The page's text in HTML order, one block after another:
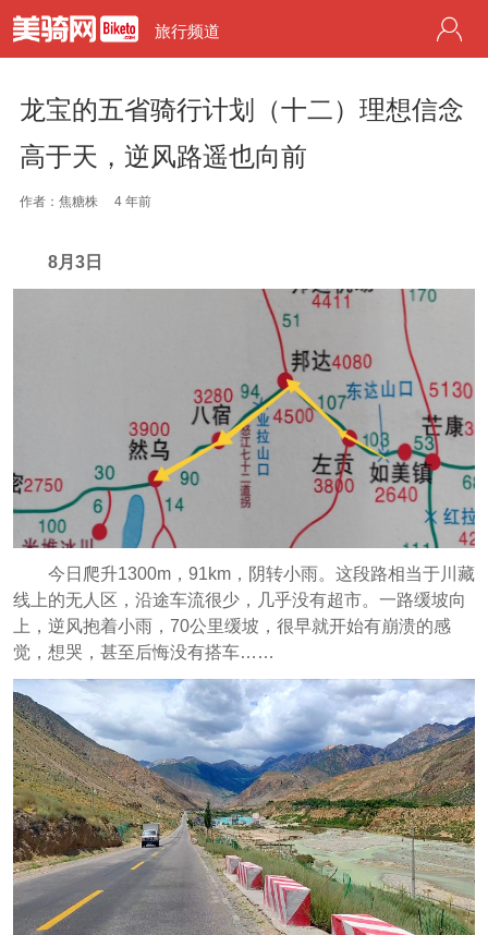
旅行频道
龙宝的五省骑行计划（十二）理想信念
高于天，逆风路遥也向前
作者：焦糖株 4 年前
8月3日
今日爬升1300m，91km，阴转小雨。这段路相当于川藏
线上的无人区，沿途车流很少，几乎没有超市。一路缓坡向
上，逆风抱着小雨，70公里缓坡，很早就开始有崩溃的感
觉，想哭，甚至后悔没有搭车……